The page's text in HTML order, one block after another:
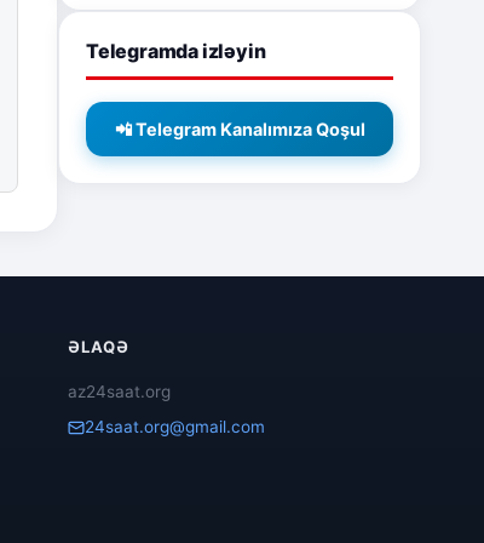
Telegramda izləyin
📲 Telegram Kanalımıza Qoşul
ƏLAQƏ
az24saat.org
24saat.org@gmail.com